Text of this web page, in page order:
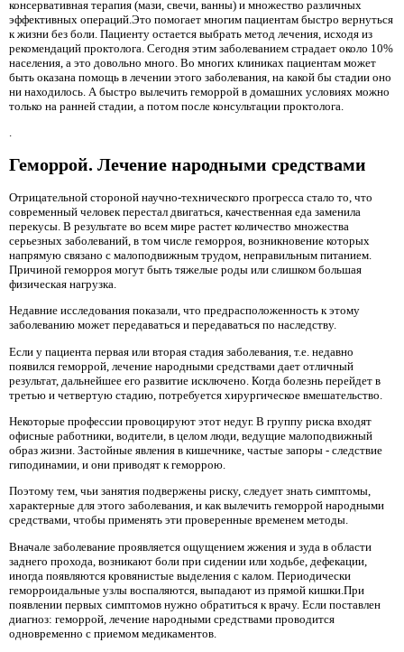
консервативная терапия (мази, свечи, ванны) и множество различных
эффективных операций.Это помогает многим пациентам быстро вернуться
к жизни без боли. Пациенту остается выбрать метод лечения, исходя из
рекомендаций проктолога. Сегодня этим заболеванием страдает около 10%
населения, а это довольно много. Во многих клиниках пациентам может
быть оказана помощь в лечении этого заболевания, на какой бы стадии оно
ни находилось. А быстро вылечить геморрой в домашних условиях можно
только на ранней стадии, а потом после консультации проктолога.
Геморрой. Лечение народными средствами
Отрицательной стороной научно-технического прогресса стало то, что
современный человек перестал двигаться, качественная еда заменила
перекусы. В результате во всем мире растет количество множества
серьезных заболеваний, в том числе геморроя, возникновение которых
напрямую связано с малоподвижным трудом, неправильным питанием.
Причиной геморроя могут быть тяжелые роды или слишком большая
физическая нагрузка.
Недавние исследования показали, что предрасположенность к этому
заболеванию может передаваться и передаваться по наследству.
Если у пациента первая или вторая стадия заболевания, т.е. недавно
появился геморрой, лечение народными средствами дает отличный
результат, дальнейшее его развитие исключено. Когда болезнь перейдет в
третью и четвертую стадию, потребуется хирургическое вмешательство.
Некоторые профессии провоцируют этот недуг. В группу риска входят
офисные работники, водители, в целом люди, ведущие малоподвижный
образ жизни. Застойные явления в кишечнике, частые запоры - следствие
гиподинамии, и они приводят к геморрою.
Поэтому тем, чьи занятия подвержены риску, следует знать симптомы,
характерные для этого заболевания, и как вылечить геморрой народными
средствами, чтобы применять эти проверенные временем методы.
Вначале заболевание проявляется ощущением жжения и зуда в области
заднего прохода, возникают боли при сидении или ходьбе, дефекации,
иногда появляются кровянистые выделения с калом. Периодически
геморроидальные узлы воспаляются, выпадают из прямой кишки.При
появлении первых симптомов нужно обратиться к врачу. Если поставлен
диагноз: геморрой, лечение народными средствами проводится
одновременно с приемом медикаментов.